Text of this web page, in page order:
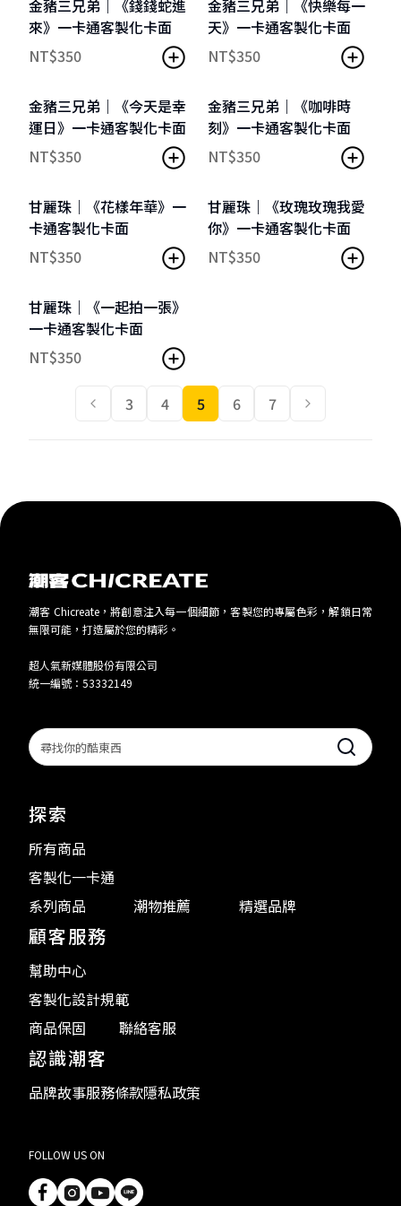
金豬三兄弟｜《錢錢蛇進
來》一卡通客製化卡面
NT$350
金豬三兄弟｜《快樂每一
天》一卡通客製化卡面
NT$350
客製化卡框
金豬三兄弟｜《今天是幸
運日》一卡通客製化卡面
NT$350
客製化卡框
金豬三兄弟｜《咖啡時
刻》一卡通客製化卡面
NT$350
客製化卡框
甘麗珠｜《花樣年華》一
卡通客製化卡面
NT$350
客製化卡框
甘麗珠｜《玫瑰玫瑰我愛
你》一卡通客製化卡面
NT$350
客製化卡框
甘麗珠｜《一起拍一張》
一卡通客製化卡面
NT$350
3 4 5 6 7
潮客 Chicreate，將創意注入每一個細節，客製您的專屬色彩，解鎖日常
無限可能，打造屬於您的精彩。
超人氣新媒體股份有限公司
統一編號：53332149
Search
探索
所有商品
客製化一卡通
系列商品
潮物推薦 精選品牌
顧客服務
幫助中心
客製化設計規範
商品保固
聯絡客服
認識潮客
品牌故事服務條款隱私政策
FOLLOW US ON